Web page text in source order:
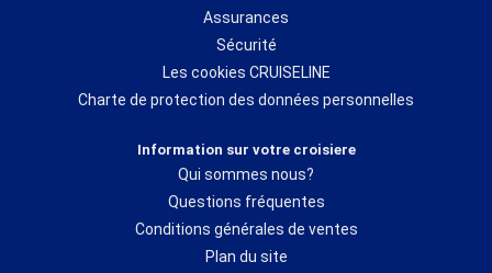
Assurances
Sécurité
Les cookies CRUISELINE
Charte de protection des données personnelles
Information sur votre croisiere
Qui sommes nous?
Questions fréquentes
Conditions générales de ventes
Plan du site